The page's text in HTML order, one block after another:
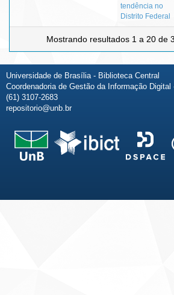
tendência no
Distrito Federal
Mostrando resultados 1 a 20 de
Universidade de Brasília - Biblioteca Central
Coordenadoria de Gestão da Informação Digital
(61) 3107-2683
repositorio@unb.br